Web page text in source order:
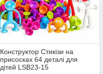
Конструктор Стикізи на
присосках 64 деталі для
дітей LSB23-15